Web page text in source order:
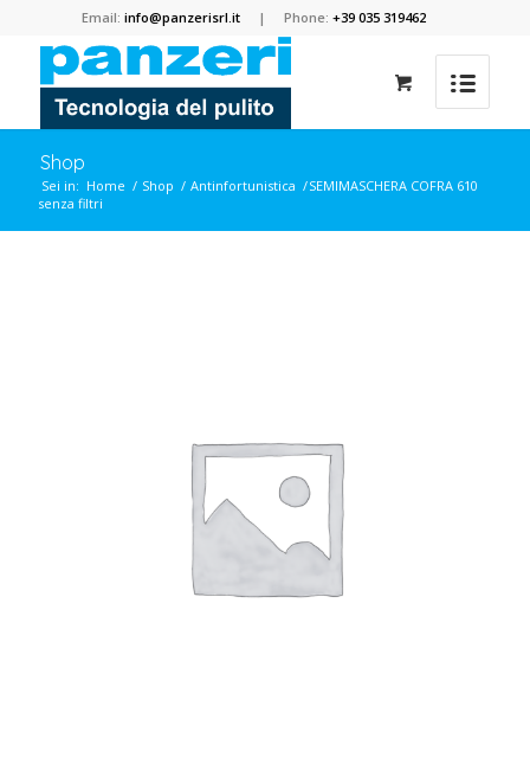
Email:info@panzerisrl.it | Phone:+39 035 319462
Shop
Sei in: Home / Shop / Antinfortunistica /SEMIMASCHERA COFRA 610
senza filtri